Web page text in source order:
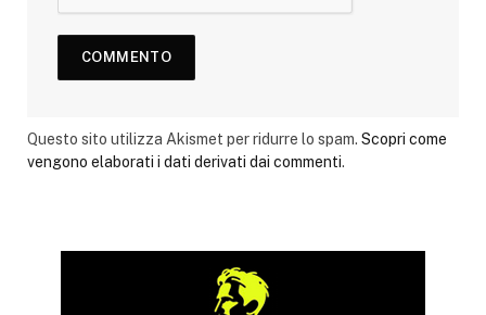
Questo sito utilizza Akismet per ridurre lo spam. Scopri come
vengono elaborati i dati derivati dai commenti.